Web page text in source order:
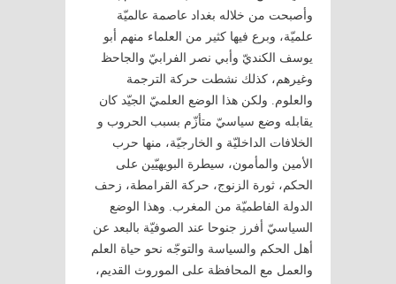
وأصبحت من خلاله بغداد عاصمة عالميّة
علميّة، وبرع فيها كثير من العلماء منهم أبو
يوسف الكنديّ وأبي نصر الفرابيّ والجاحظ
وغيرهم، كذلك نشطت حركة الترجمة
والعلوم. ولكن هذا الوضع العلميّ الجيّد كان
يقابله وضع سياسيّ متأزّم بسبب الحروب و
الخلافات الداخليّة و الخارجيّة، منها حرب
الأمين والمأمون، سيطرة البويهيّين على
الحكم، ثورة الزنوج، حركة القرامطة، زحف
الدولة الفاطميّة من المغرب. وهذا الوضع
السياسيّ أفرز جنوحا عند الصوفيّة بالبعد عن
أهل الحكم والسياسة والتوجّه نحو حياة العلم
والعمل مع المحافظة على الموروث القديم،